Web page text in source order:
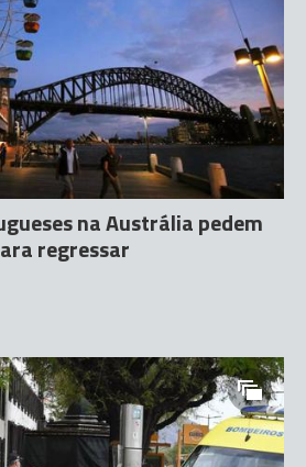
na Austrália pedem
regressar